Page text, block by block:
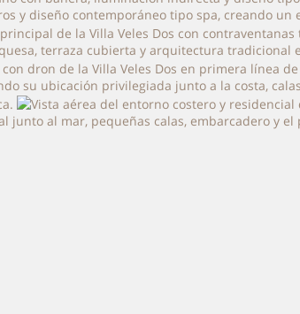
y diseño contemporáneo tipo spa, creando
terraza cubierta y arquitectura tradicional
su ubicación privilegiada junto a la costa,
al mar, pequeñas calas, embarcadero y